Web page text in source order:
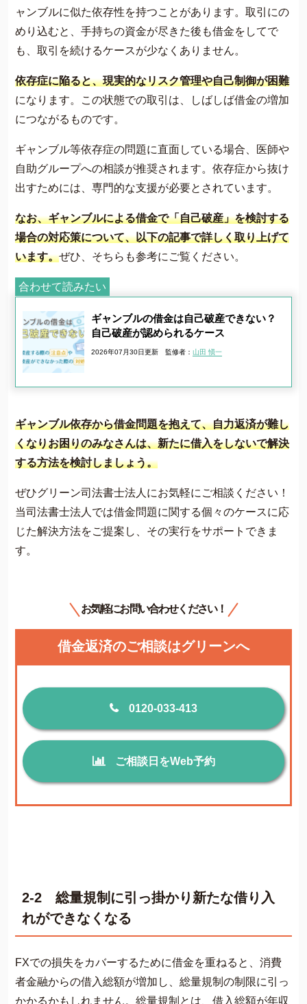
ャンブルに似た依存性を持つことがあります。取引にの
めり込むと、手持ちの資金が尽きた後も借金をしてで
も、取引を続けるケースが少なくありません​​。
依存症に陥ると、現実的なリスク管理や自己制御が困難
になります。この状態での取引は、しばしば借金の増加
につながるものです​​。
ギャンブル等依存症の問題に直面している場合、医師や
自助グループへの相談が推奨されます。依存症から抜け
出すためには、専門的な支援が必要とされています​​。
なお、ギャンブルによる借金で「自己破産」を検討する
場合の対応策について、以下の記事で詳しく取り上げて
います。ぜひ、そちらも参考にご覧ください。
合わせて読みたい
ギャンブルの借金は自己破産できない？
自己破産が認められるケース
2026年07月30日更新 監修者： 山田 愼一
ギャンブル依存から借金問題を抱えて、自力返済が難し
くなりお困りのみなさんは、新たに借入をしないで解決
する方法を検討しましょう。
ぜひグリーン司法書士法人にお気軽にご相談ください！
当司法書士法人では借金問題に関する個々のケースに応
じた解決方法をご提案し、その実行をサポートできま
す。
お気軽にお問い合わせください！
借金返済のご相談はグリーンへ
0120-033-413
ご相談日をWeb予約
2-2 総量規制に引っ掛かり新たな借り入
れができなくなる
FXでの損失をカバーするために借金を重ねると、消費
者金融からの借入総額が増加し、総量規制の制限に引っ
かかるかもしれません。総量規制とは、借入総額が年収